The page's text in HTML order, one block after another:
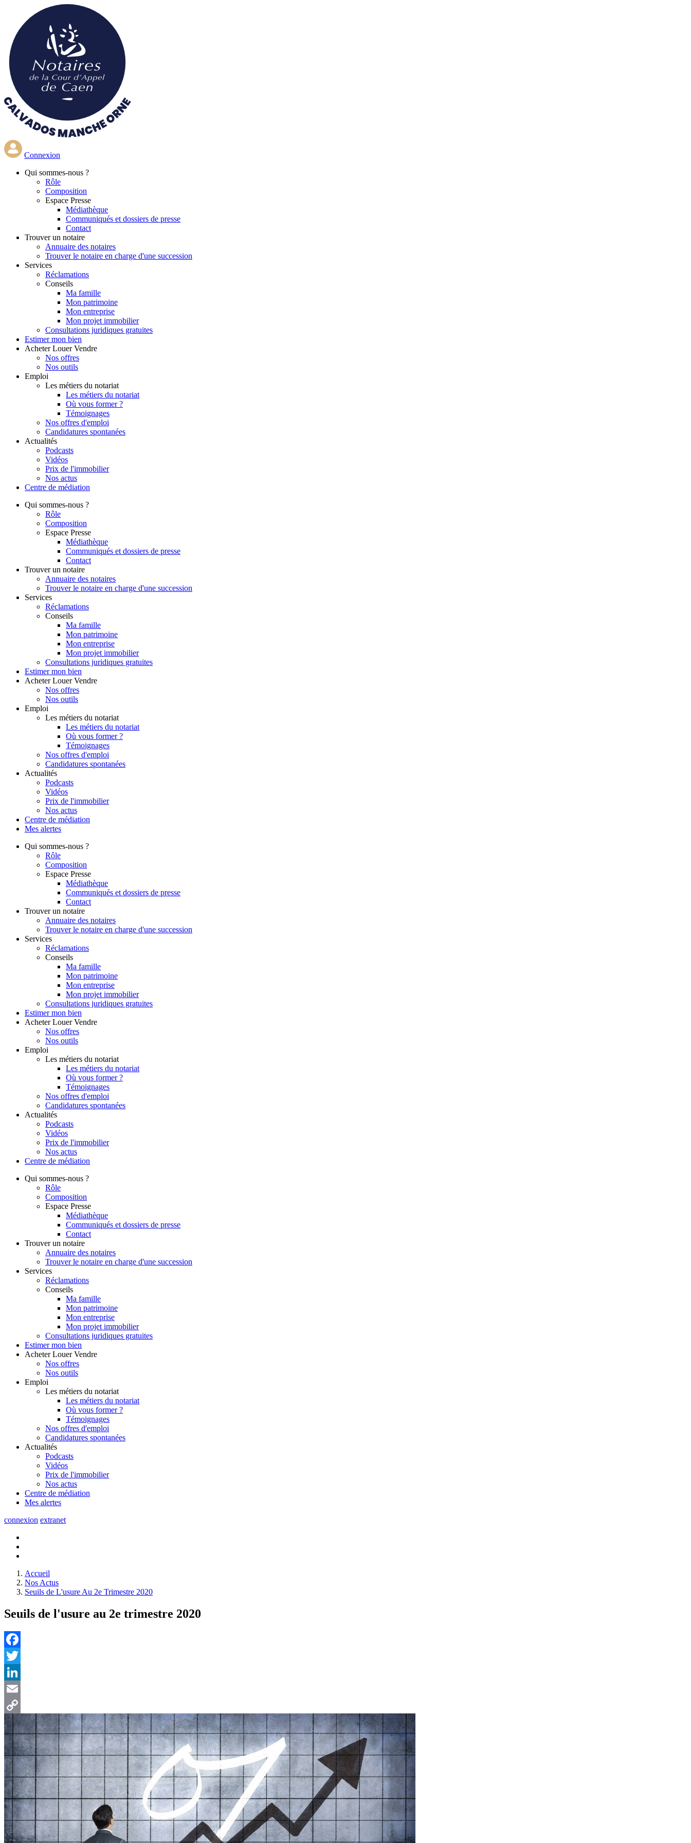
contenu
principal
Connexion
Qui sommes-nous ?
Rôle
Composition
Espace Presse
Médiathèque
Communiqués et dossiers de presse
Contact
Trouver un notaire
Annuaire des notaires
Trouver le notaire en charge d'une succession
Services
Réclamations
Conseils
Ma famille
Mon patrimoine
Mon entreprise
Mon projet immobilier
Consultations juridiques gratuites
Estimer mon bien
Acheter Louer Vendre
Nos offres
Nos outils
Emploi
Les métiers du notariat
Les métiers du notariat
Où vous former ?
Témoignages
Nos offres d'emploi
Candidatures spontanées
Actualités
Podcasts
Vidéos
Prix de l'immobilier
Nos actus
Centre de médiation
Qui sommes-nous ?
Rôle
Composition
Espace Presse
Médiathèque
Communiqués et dossiers de presse
Contact
Trouver un notaire
Annuaire des notaires
Trouver le notaire en charge d'une succession
Services
Réclamations
Conseils
Ma famille
Mon patrimoine
Mon entreprise
Mon projet immobilier
Consultations juridiques gratuites
Estimer mon bien
Acheter Louer Vendre
Nos offres
Nos outils
Emploi
Les métiers du notariat
Les métiers du notariat
Où vous former ?
Témoignages
Nos offres d'emploi
Candidatures spontanées
Actualités
Podcasts
Vidéos
Prix de l'immobilier
Nos actus
Centre de médiation
Mes alertes
Qui sommes-nous ?
Rôle
Composition
Espace Presse
Médiathèque
Communiqués et dossiers de presse
Contact
Trouver un notaire
Annuaire des notaires
Trouver le notaire en charge d'une succession
Services
Réclamations
Conseils
Ma famille
Mon patrimoine
Mon entreprise
Mon projet immobilier
Consultations juridiques gratuites
Estimer mon bien
Acheter Louer Vendre
Nos offres
Nos outils
Emploi
Les métiers du notariat
Les métiers du notariat
Où vous former ?
Témoignages
Nos offres d'emploi
Candidatures spontanées
Actualités
Podcasts
Vidéos
Prix de l'immobilier
Nos actus
Centre de médiation
Qui sommes-nous ?
Rôle
Composition
Espace Presse
Médiathèque
Communiqués et dossiers de presse
Contact
Trouver un notaire
Annuaire des notaires
Trouver le notaire en charge d'une succession
Services
Réclamations
Conseils
Ma famille
Mon patrimoine
Mon entreprise
Mon projet immobilier
Consultations juridiques gratuites
Estimer mon bien
Acheter Louer Vendre
Nos offres
Nos outils
Emploi
Les métiers du notariat
Les métiers du notariat
Où vous former ?
Témoignages
Nos offres d'emploi
Candidatures spontanées
Actualités
Podcasts
Vidéos
Prix de l'immobilier
Nos actus
Centre de médiation
Mes alertes
connexion extranet
Accueil
Nos Actus
Seuils de L'usure Au 2e Trimestre 2020
Seuils de l'usure au 2e trimestre 2020
Facebook
Twitter
LinkedIn
Email
Copy
Link